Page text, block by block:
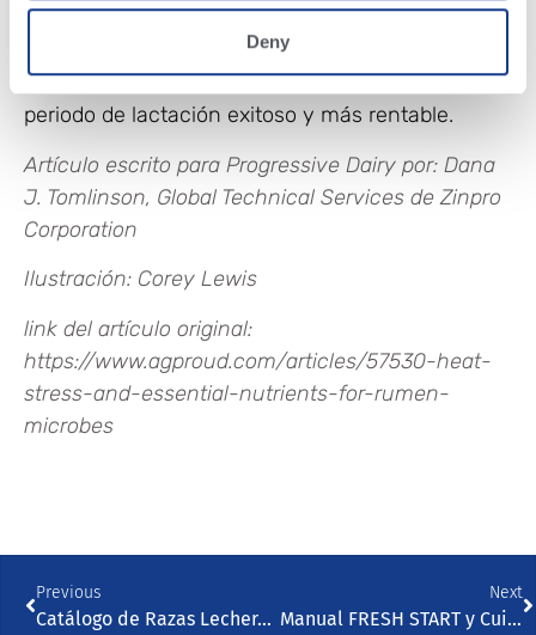
Deny
Alimentando el microbioma del rumen, puede
proteger a su rebaño del estrés por calor y
mantener una mejor condición corporal para un
periodo de lactación exitoso y más rentable.
Artículo escrito para Progressive Dairy por: Dana
J. Tomlinson, Global Technical Services de Zinpro
Corporation
Ilustración: Corey Lewis
link del artículo original:
https://www.agproud.com/articles/57530-heat-
stress-and-essential-nutrients-for-rumen-
microbes
Previous
Catálogo de Razas Lecheras Abril 2023
Next
Manual FRESH START y Cuidados en Terneros en Español